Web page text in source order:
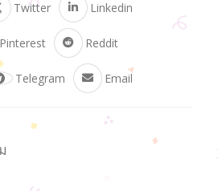
Twitter Linkedin
Pinterest Reddit
Telegram Email